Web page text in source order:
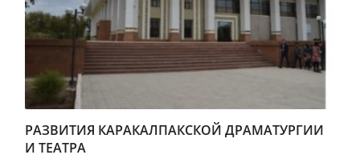
РАЗВИТИЯ КАРАКАЛПАКСКОЙ ДРАМАТУРГИИ
И ТЕАТРА